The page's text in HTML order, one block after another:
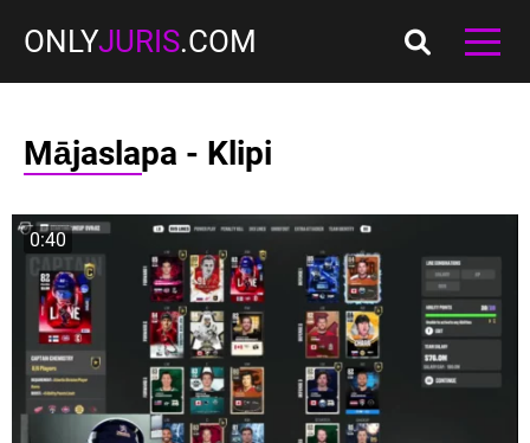
ONLYJURIS.COM
Mājaslapa - Klipi
0:40